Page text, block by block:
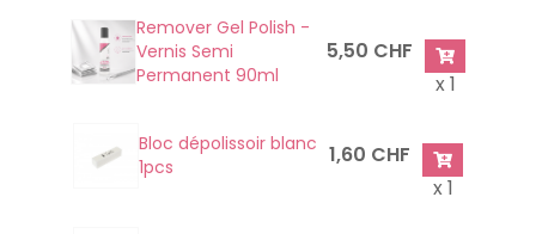
Remover Gel Polish -
Vernis Semi
Permanent 90ml
5,50 CHF
x 1
Bloc dépolissoir blanc
1pcs
1,60 CHF
x 1